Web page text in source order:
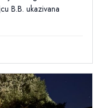
B.B. ukazivana